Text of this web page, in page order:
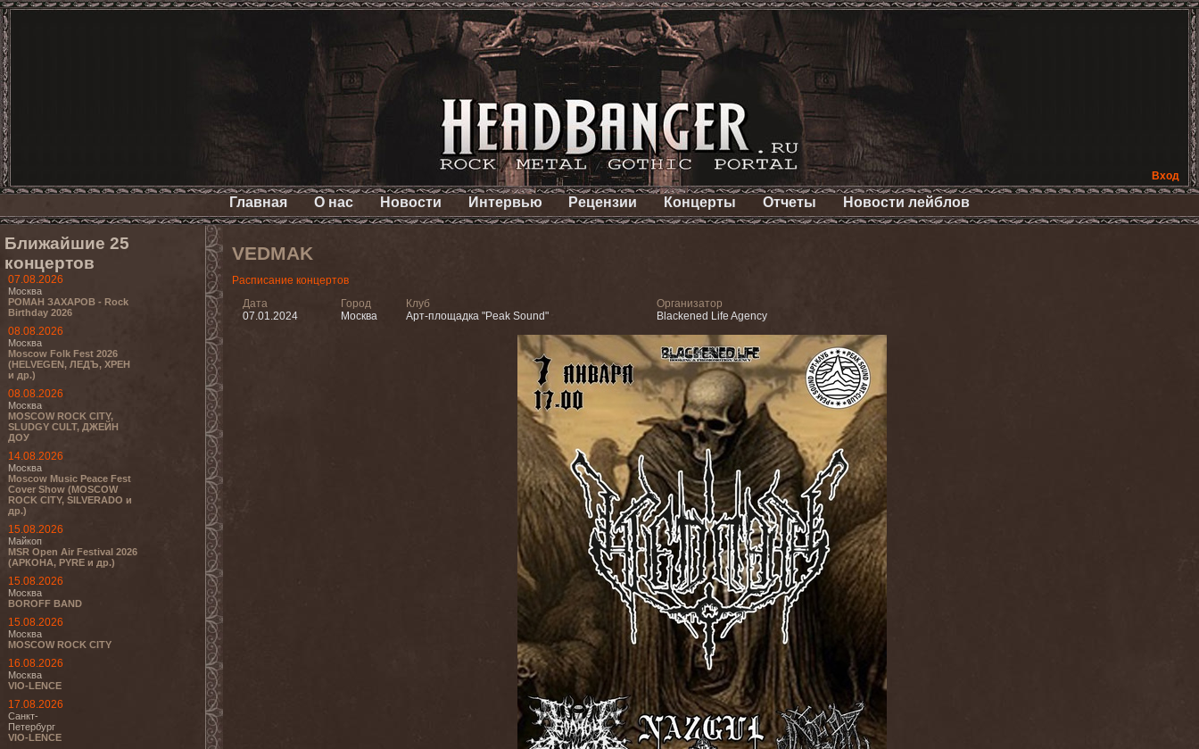
Вход
Главная О нас Новости Интервью Рецензии Концерты Отчеты Новости лейблов
Ближайшие 25
концертов
07.08.2026
Москва
РОМАН ЗАХАРОВ - Rock
Birthday 2026
08.08.2026
Москва
Moscow Folk Fest 2026
(HELVEGEN, ЛЕДЪ, ХРЕН
и др.)
08.08.2026
Москва
MOSCOW ROCK CITY,
SLUDGY CULT, ДЖЕЙН
ДОУ
14.08.2026
Москва
Moscow Music Peace Fest
Cover Show (MOSCOW
ROCK CITY, SILVERADO и
др.)
15.08.2026
Майкоп
MSR Open Air Festival 2026
(АРКОНА, PYRE и др.)
15.08.2026
Москва
BOROFF BAND
15.08.2026
Москва
MOSCOW ROCK CITY
16.08.2026
Москва
VIO-LENCE
17.08.2026
Санкт-
Петербург
VIO-LENCE
VEDMAK
Расписание концертов
Дата
07.01.2024
Город
Москва
Клуб
Арт-площадка "Peak Sound"
Организатор
Blackened Life Agency